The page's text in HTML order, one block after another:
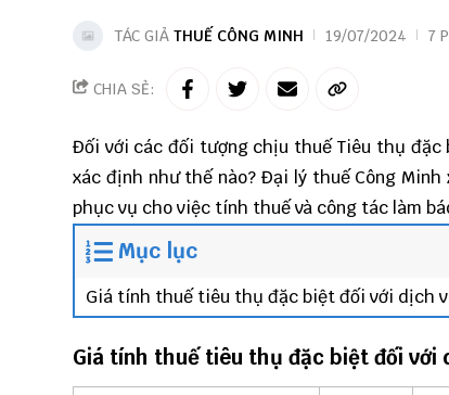
TÁC GIẢ THUẾ CÔNG MINH 19/07/2024 7
CHIA SẺ:
Đối với các đối tượng chịu thuế Tiêu thụ
xác định như thế nào? Đại lý thuế Công Minh
phục vụ cho việc tính thuế và công tác làm
Mục lục
Giá tính thuế tiêu thụ đặc biệt đối với dịch
Giá tính thuế tiêu thụ đặc biệt đối với